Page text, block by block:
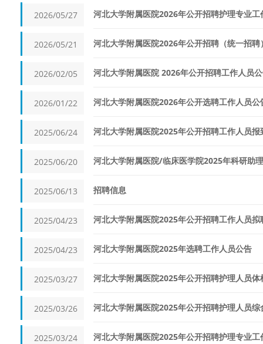
2026/05/27 河北大学附属医院2026年公开招聘护理专业工
2026/05/21 河北大学附属医院2026年公开招聘（统一招
2026/02/05 河北大学附属医院 2026年公开招聘工作人员
2026/01/22 河北大学附属医院2026年公开选聘工作人员公
2025/06/24 河北大学附属医院2025年公开招聘工作人员报
2025/06/20 河北大学附属医院/临床医学院2025年科研助
2025/06/13 招聘信息
2025/04/23 河北大学附属医院2025年公开招聘工作人员拟
2025/04/23 河北大学附属医院2025年选聘工作人员公告
2025/03/27 河北大学附属医院2025年公开招聘护理人员体
2025/03/26 河北大学附属医院2025年公开招聘护理人员综
2025/03/24 河北大学附属医院2025年公开招聘护理专业